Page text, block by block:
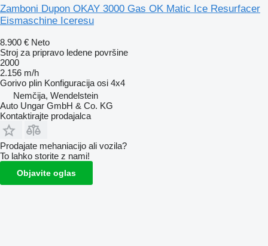
Zamboni Dupon OKAY 3000 Gas OK Matic Ice Resurfacer
Eismaschine Iceresu
8.900 € Neto
Stroj za pripravo ledene površine
2000
2.156 m/h
Gorivo plin Konfiguracija osi 4x4
Nemčija, Wendelstein
Auto Ungar GmbH & Co. KG
Kontaktirajte prodajalca
Prodajate mehaniacijo ali vozila?
To lahko storite z nami!
Objavite oglas